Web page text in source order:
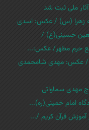
ملی ثبت شد
زهرا (س) / عکس: اسدی
حسینی(ع) /
حرم مطهر/ عکس:...
/ عکس: مهدی شامحمدی
مهدی سماواتی
امام خمینی(ره)...
آموزش قرآن کریم /...